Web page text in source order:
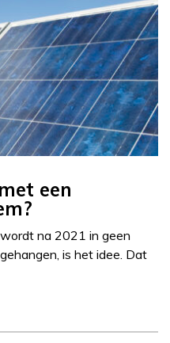
een
na 2021 in geen
is het idee. Dat